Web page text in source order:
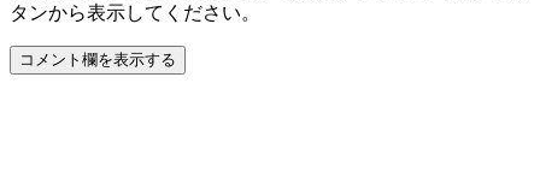
タンから表示してください。
コメント欄を表示する